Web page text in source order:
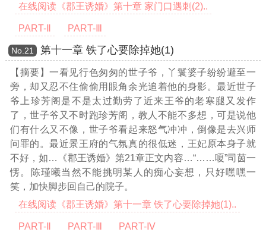
在线阅读《郡王诱婚》第十章 家门口遇刺(2)..
PART-Ⅱ PART-Ⅲ
Νο.21 第十一章 铁了心要除掉她(1)
【摘要】一看见行色匆匆的世子爷，丫鬟婆子纷纷避至一
旁，却又忍不住偷偷用眼角余光追着他的身影。最近世子
爷上珍芳阁是不是太过勤劳了近来王爷的老寒腿又发作
了，世子爷又不时跑珍芳阁，教人不能不多想，可是说他
们有什么又不像，世子爷看起来怒气冲冲，倒像是去兴师
问罪的。最近景王府的气氛真的很低迷，王妃原本身子就
不好，如…《郡王诱婚》第21章正文内容…“……嗄”司茵一
愣。陈瑾曦当然不能挑明某人的痴心妄想，只好嘿嘿一
笑，加快脚步回自己的院子。
在线阅读《郡王诱婚》第十一章 铁了心要除掉她(1)..
PART-Ⅱ PART-Ⅲ PART-Ⅳ